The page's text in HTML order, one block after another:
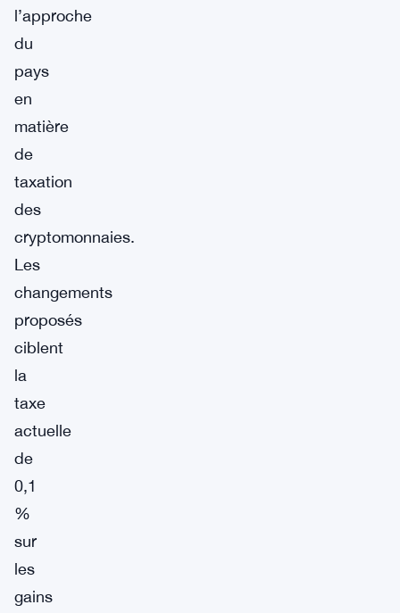
l’approche
du
pays
en
matière
de
taxation
des
cryptomonnaies.
Les
changements
proposés
ciblent
la
taxe
actuelle
de
0,1
%
sur
les
gains